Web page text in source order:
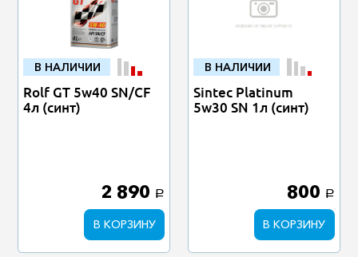
В НАЛИЧИИ
Rolf GT 5w40 SN/CF
4л (синт)
2 890 a
В КОРЗИНУ
В НАЛИЧИИ
Sintec Platinum
5w30 SN 1л (синт)
800 a
В КОРЗИНУ